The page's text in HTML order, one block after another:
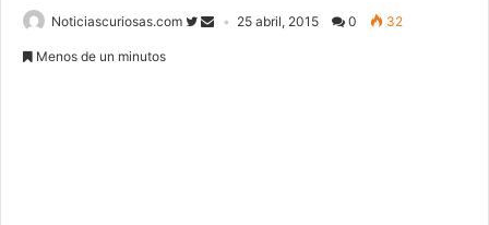
Noticiascuriosas.com 25 abril, 2015 0 32
Menos de un minutos